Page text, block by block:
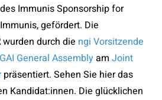
Immunis Sponsorship for
gefördert. Die
wurden durch die ngi Vorsitzende
General Assemblyam Joint
präsentiert. Sehen Sie hier das
Kandidat:innen. Die glücklichen